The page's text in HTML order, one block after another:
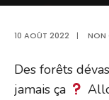
10 AOÛT 2022 | NON
Des forêts
jamais ça